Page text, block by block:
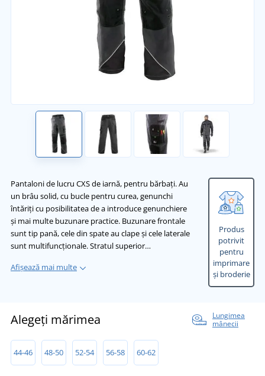
Pantaloni de lucru CXS de iarnă, pentru bărbați. Au
un brâu solid, cu bucle pentru curea, genunchi
întăriți cu posibilitatea de a introduce genunchiere
și mai multe buzunare practice. Buzunare frontale
sunt tip pană, cele din spate au clape și cele laterale
sunt multifuncționale. Stratul superior…
Afișează mai multe
Produs
potrivit
pentru
imprimare
și broderie
Alegeți mărimea
Lungimea
mânecii
44-46 48-50 52-54 56-58 60-62